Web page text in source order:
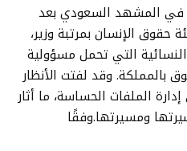
في المشهد السعودي بعد
حقوق الإنسان بمرتبة وزير،
التي تحمل مسؤولية
وقد لفتت الأنظار
الملفات الحساسة، ما أثار
ومسيرتها.وفقًا